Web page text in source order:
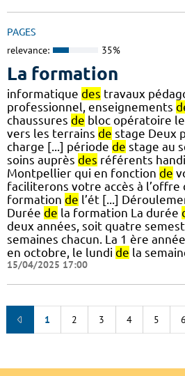
PAGES
relevance: 35%
La formation
informatique des travaux
professionnel, enseignements
chaussures de bloc opératoire
vers les terrains de stage Deux
charge [...] période de stage au
soins auprès des référents
Montpellier qui en fonction de
faciliterons votre accès à l’offre
formation de l’ét [...]
Durée de la formation La durée
deux années, soit quatre
semaines chacun. La 1 ère année
en octobre, le lundi de la
15/04/2025 17:00
1 2 3 4 5 6